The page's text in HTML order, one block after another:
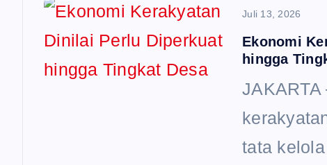
Juli 13, 2026
Ekonomi
hingga
JAKARTA
tata